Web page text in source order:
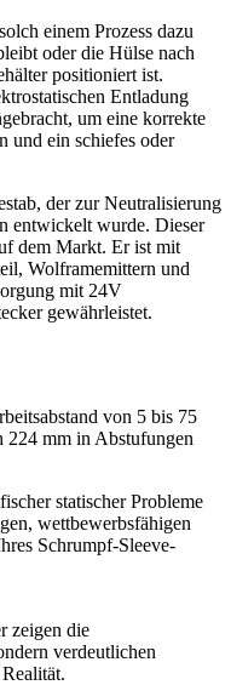
einem Prozess dazu
oder die Hülse nach
positioniert ist.
Entladung
um eine korrekte
und ein schiefes oder
der zur Neutralisierung
entwickelt wurde. Dieser
dem Markt. Er ist mit
Wolframemittern und
mit 24V
gewährleistet.
von 5 bis 75
224 mm in Abstufungen
statischer Probleme
wettbewerbsfähigen
Schrumpf-Sleeve-
zeigen die
verdeutlichen